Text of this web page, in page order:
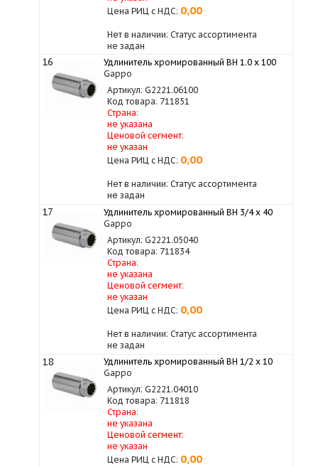
Цена РИЦ с НДС: 0,00
Нет в наличии: Статус ассортимента
не задан
16
Удлинитель хромированный ВН 1.0 х 100
Gappo
Артикул: G2221.06100
Код товара: 711851
Страна:
не указана
Ценовой сегмент:
не указан
Цена РИЦ с НДС: 0,00
Нет в наличии: Статус ассортимента
не задан
17
Удлинитель хромированный ВН 3/4 x 40
Gappo
Артикул: G2221.05040
Код товара: 711834
Страна:
не указана
Ценовой сегмент:
не указан
Цена РИЦ с НДС: 0,00
Нет в наличии: Статус ассортимента
не задан
18
Удлинитель хромированный ВН 1/2 х 10
Gappo
Артикул: G2221.04010
Код товара: 711818
Страна:
не указана
Ценовой сегмент:
не указан
Цена РИЦ с НДС: 0,00